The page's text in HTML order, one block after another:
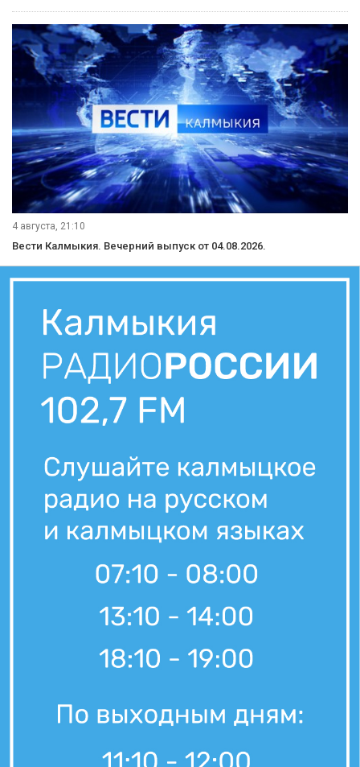
4 августа, 21:10
Вести Калмыкия. Вечерний выпуск от 04.08.2026.